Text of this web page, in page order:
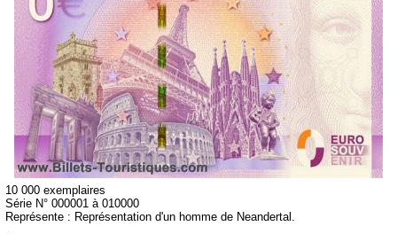
10 000 exemplaires
Série N° 000001 à 010000
Représente : Représentation d'un homme de Neandertal.